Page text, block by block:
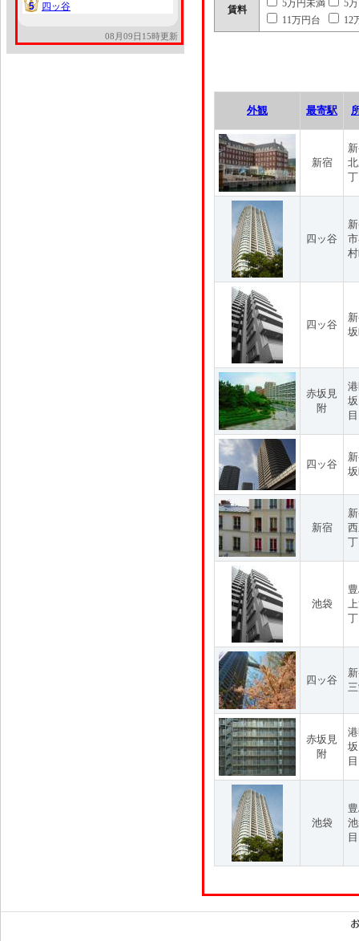
5
5 四ッ谷
08月09日15時更新
賃料
5万円未満
5
11万円台
12
外観 最寄駅
新宿
四ッ谷
四ッ谷
赤坂見
附
目
四ッ谷
新宿
池袋
四ッ谷
赤坂見
附
目
池袋
目